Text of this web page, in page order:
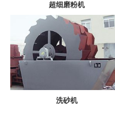
超细磨粉机
洗砂机